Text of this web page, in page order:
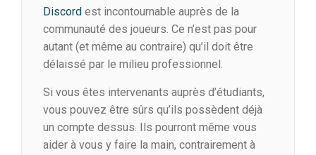
Discord est incontournable auprès de la
communauté des joueurs. Ce n’est pas pour
autant (et même au contraire) qu’il doit être
délaissé par le milieu professionnel.
Si vous êtes intervenants auprès d’étudiants,
vous pouvez être sûrs qu’ils possèdent déjà
un compte dessus. Ils pourront même vous
aider à vous y faire la main, contrairement à